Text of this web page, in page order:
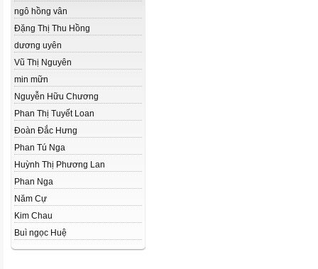
ngô hồng vân
Đặng Thị Thu Hồng
dương uyên
Vũ Thị Nguyên
min mữn
Nguyễn Hữu Chương
Phan Thị Tuyết Loan
Đoàn Đắc Hưng
Phan Tú Nga
Huỳnh Thị Phương Lan
Phan Nga
Năm Cự
Kim Chau
Buì ngọc Huệ